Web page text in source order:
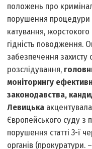
положень про
порушення процедури
катування,
гідність поводження.
забезпечення захисту
розслідування,
моніторингу
законодавства,
Левицька
Європейського суду з
порушення статті 3-ї
органів (прокуратури.